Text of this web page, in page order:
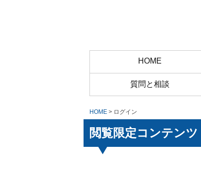
HOME
質問と相談
HOME > ログイン
閲覧限定コンテンツ